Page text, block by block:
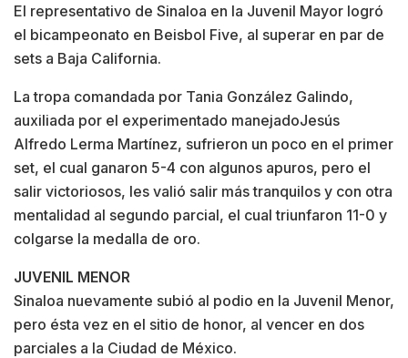
El representativo de Sinaloa en la Juvenil Mayor logró
el bicampeonato en Beisbol Five, al superar en par de
sets a Baja California.
La tropa comandada por Tania González Galindo,
auxiliada por el experimentado manejadoJesús
Alfredo Lerma Martínez, sufrieron un poco en el primer
set, el cual ganaron 5-4 con algunos apuros, pero el
salir victoriosos, les valió salir más tranquilos y con otra
mentalidad al segundo parcial, el cual triunfaron 11-0 y
colgarse la medalla de oro.
JUVENIL MENOR
Sinaloa nuevamente subió al podio en la Juvenil Menor,
pero ésta vez en el sitio de honor, al vencer en dos
parciales a la Ciudad de México.